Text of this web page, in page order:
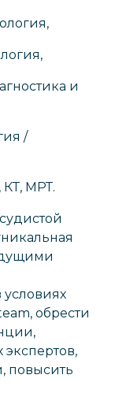
и
/
КТ, МРТ.
условиях
обрести
повысить